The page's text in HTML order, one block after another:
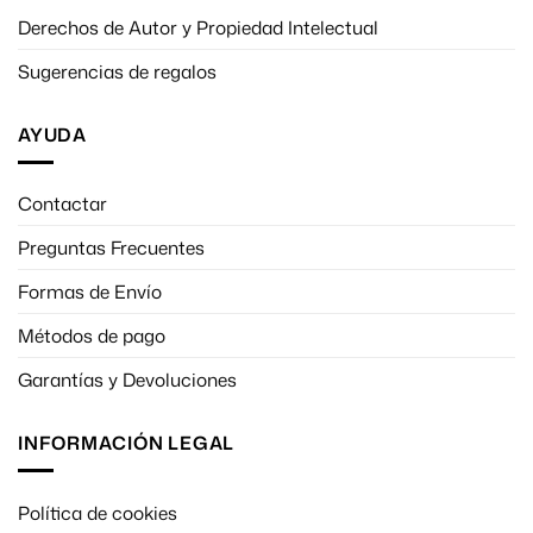
Gestiona tu privacidad
Derechos de Autor y Propiedad Intelectual
Sugerencias de regalos
AYUDA
Contactar
Preguntas Frecuentes
Formas de Envío
Métodos de pago
Garantías y Devoluciones
INFORMACIÓN LEGAL
Política de cookies